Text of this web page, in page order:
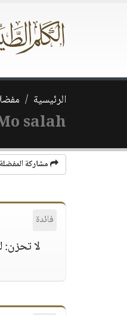
الرئيسية
salah
مشاركة المفضلة
فائدة
لا تحزن: